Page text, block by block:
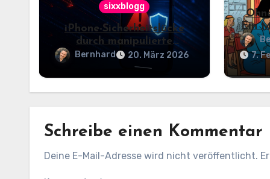
sixxblogg
iPhone-Sicherheitslücke
durch manipulierte
Webseiten: Warum
Updates jetzt
entscheidend sind
Bernhard 20. März 2026
Ein
7.
Schreibe einen Kommentar
Deine E-Mail-Adresse wird nicht veröffentlicht.